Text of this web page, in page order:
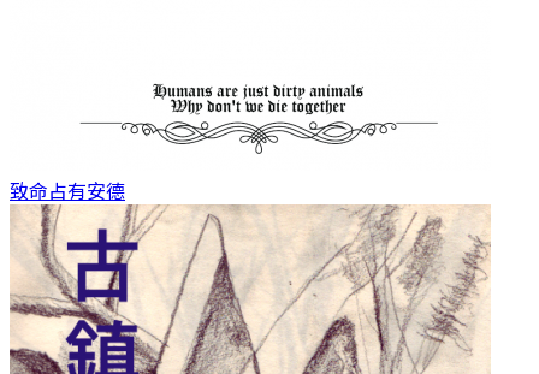
致命占有安德